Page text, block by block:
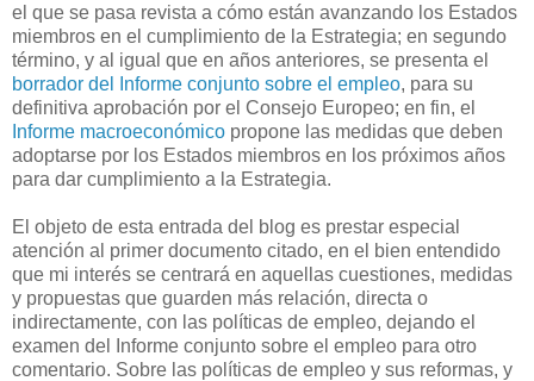
el que se pasa revista a cómo están avanzando los Estados
miembros en el cumplimiento de la Estrategia; en segundo
término, y al igual que en años anteriores, se presenta el
borrador del Informe conjunto sobre el empleo, para su
definitiva aprobación por el Consejo Europeo; en fin, el
Informe macroeconómico propone las medidas que deben
adoptarse por los Estados miembros en los próximos años
para dar cumplimiento a la Estrategia.
El objeto de esta entrada del blog es prestar especial
atención al primer documento citado, en el bien entendido
que mi interés se centrará en aquellas cuestiones, medidas
y propuestas que guarden más relación, directa o
indirectamente, con las políticas de empleo, dejando el
examen del Informe conjunto sobre el empleo para otro
comentario. Sobre las políticas de empleo y sus reformas, y